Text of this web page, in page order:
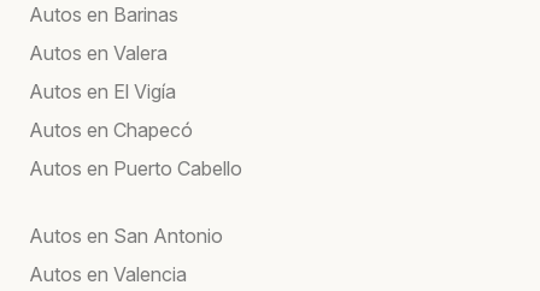
Autos en Barinas
Autos en Valera
Autos en El Vigía
Autos en Chapecó
Autos en Puerto Cabello
Autos en San Antonio
Autos en Valencia